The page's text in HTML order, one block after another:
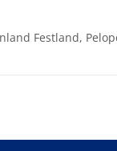
Festland,